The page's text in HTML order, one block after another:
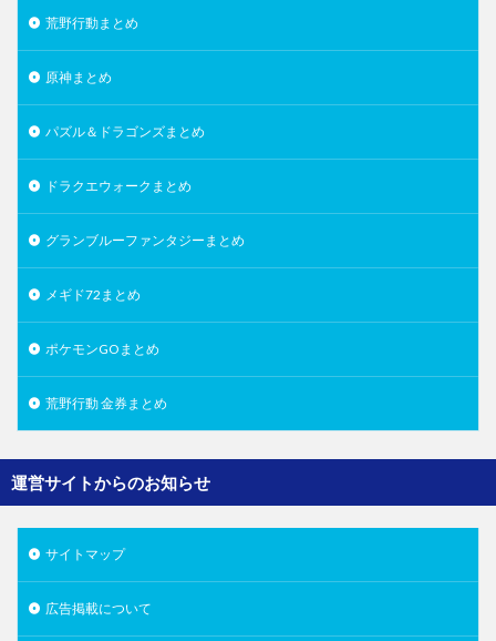
荒野行動まとめ
原神まとめ
パズル＆ドラゴンズまとめ
ドラクエウォークまとめ
グランブルーファンタジーまとめ
メギド72まとめ
ポケモンGOまとめ
荒野行動 金券まとめ
運営サイトからのお知らせ
サイトマップ
広告掲載について